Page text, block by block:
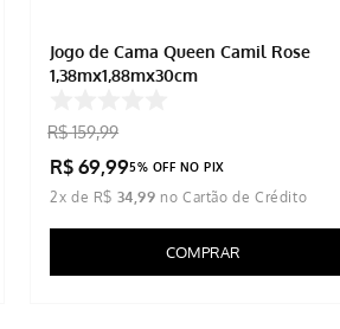
Jogo de Cama Queen Camil Rose
1,38mx1,88mx30cm
R$ 159,99
R$ 69,995% OFF NO PIX
2x de R$ 34 ,99
COMPRAR